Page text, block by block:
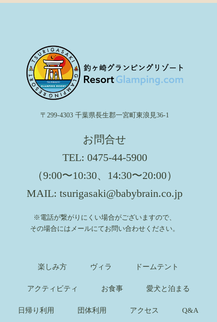
〒299-4303 千葉県長生郡一宮町東浪見36-1
お問合せ
TEL: 0475-44-5900
（9:00〜10:30、14:30〜20:00）
MAIL:tsurigasaki@babybrain.co.jp
※電話が繋がりにくい場合がございますので、
その場合にはメールにてお問い合わせください。
楽しみ方 ヴィラ ドームテント
アクティビティ お食事 愛犬と泊まる
日帰り利用 団体利用 アクセス Q&A